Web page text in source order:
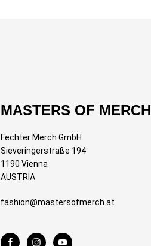
MASTERS OF MERCH
Fechter Merch GmbH
Sieveringerstraße 194
1190 Vienna
AUSTRIA
fashion@mastersofmerch.at